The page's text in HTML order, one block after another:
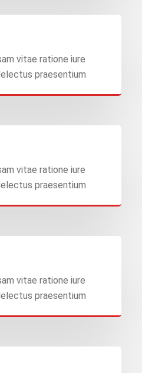
vitae ratione iure
praesentium
vitae ratione iure
praesentium
vitae ratione iure
praesentium